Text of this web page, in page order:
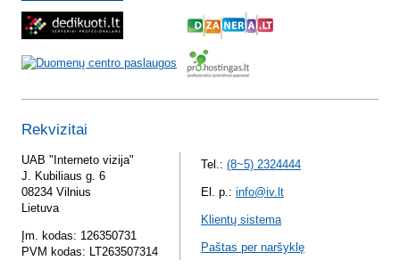
Rekvizitai
UAB "Interneto vizija"
J. Kubiliaus g. 6
08234 Vilnius
Lietuva
Įm. kodas: 126350731
PVM kodas: LT263507314
Tel.: (8~5) 2324444
El. p.: info@iv.lt
Klientų sistema
Paštas per naršyklę